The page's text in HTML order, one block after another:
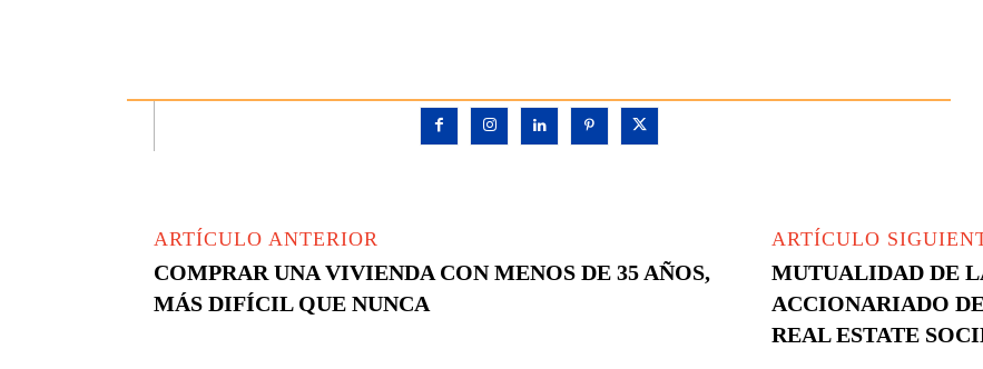
ARTÍCULO ANTERIOR
COMPRAR UNA VIVIENDA CON MENOS DE 35 AÑOS,
MÁS DIFÍCIL QUE NUNCA
ARTÍCULO
MUTUALIDAD DE
ACCIONARIADO
REAL ESTATE